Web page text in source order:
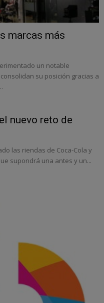
marcas más
un notable
su posición gracias a
nuevo reto de
las riendas de Coca-Cola y
supondrá una antes y un...